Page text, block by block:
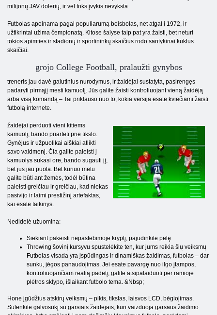
milijonų JAV dolerių, ir vėl toks įvykis nevyksta.
Futbolas apeinama pagal populiarumą beisbolas, net atgal į 1972, ir
užtikrintai užima čempionatą. Kitose šalyse taip pat yra žaisti, bet neturi
tokios apimties ir stadionų ir sportininkų skaičius rodo santykinai kuklus
skaičiai.
grojo College Football, pralaužti gynybos
treneris jau davė galutinius nurodymus, ir žaidėjai sustatyta, pasirengęs
padaryti pirmąjį mesti kamuolį. Jūs galite žaisti kontroliuojant vieną žaidėją
arba visą komandą – Tai priklauso nuo to, kokia versija esate kviečiami žaisti
futbolą internete.
žaidėjai perduoti vieni kitiems
kamuolį, bando priartėti prie tikslo.
Gynėjus ir užpuolikai aiškiai atlikti
savo vaidmenį. Čia galite paleisti į
kamuolys sukasi ore, bando sugauti jį,
bet jūs jau puola. Bet kuriuo metu
galite būti ant žemės, todėl būtina
paleisti greičiau ir greičiau, kad niekas
pasivijo ir laimi prestižinį artefaktas,
kai esate taikinys.
Nedidelė užuomina:
Siekiant pakeisti nepastebimoje kryptį, pajudinkite pelę
Throwing šovinį kursyvu spustelėkite ten, kur jums reikia šių veiksmų
Futbolas visada yra įspūdingas ir dinamiškas žaidimas, futbolas – dar
sunku, jėgos panaudojimas. Jei esate pavargę nuo ilgo įtampos,
kontroliuojančiam realią padėtį, galite atsipalaiduoti per ramioje
plėtros sklypo, išlaikant futbolo tema. &Nbsp;
Hone įgūdžius atskirų veiksmų – pikis, tikslas, laisvos LCD, bėgiojimas.
Sulenkite galvosūkį su garsiais žaidėjais, kuri vaizduoja garsaus žaidimo